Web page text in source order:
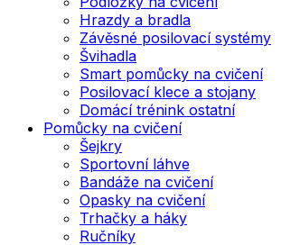
Hrazdy a bradla
Závěsné posilovací systémy
Švihadla
Smart pomůcky na cvičení
Posilovací klece a stojany
Domácí trénink ostatní
Pomůcky na cvičení
Šejkry
Sportovní láhve
Bandáže na cvičení
Opasky na cvičení
Trhačky a háky
Ručníky